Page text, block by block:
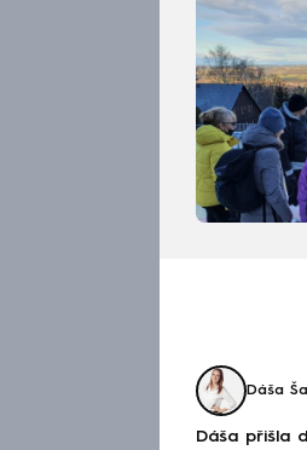
Dáša
Dáša přišla